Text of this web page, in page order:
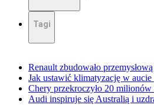
Tagi
Renault zbudowało
Jak ustawić klimatyzację w
Chery przekroczyło 20 milionów
Audi inspiruje się Australią i